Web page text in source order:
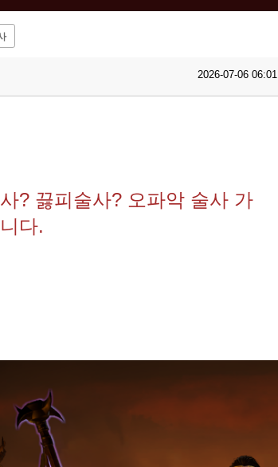
2026-07-06 06:01
? 끓피술사? 오파악 술사 가
다.